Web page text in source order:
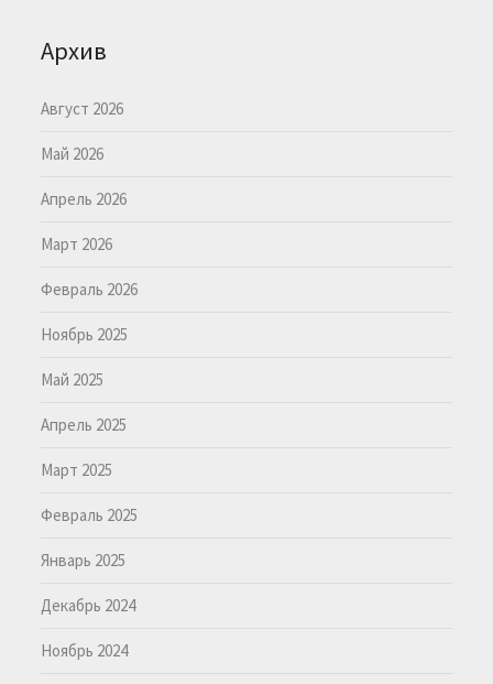
Архив
Август 2026
Май 2026
Апрель 2026
Март 2026
Февраль 2026
Ноябрь 2025
Май 2025
Апрель 2025
Март 2025
Февраль 2025
Январь 2025
Декабрь 2024
Ноябрь 2024